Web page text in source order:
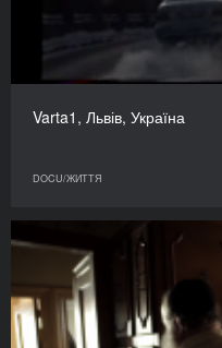
Varta1, Львів, Україна
DOCU/ЖИТТЯ